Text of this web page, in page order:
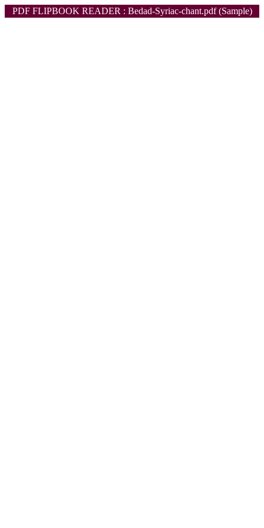
PDF FLIPBOOK READER : Bedad-Syriac-chant.pdf (Sample)